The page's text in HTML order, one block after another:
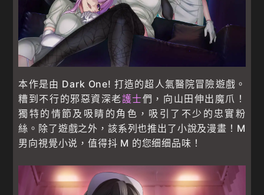
本作是由 Dark One! 打造的超人氣醫院冒險遊戲。
糟到不行的邪惡資深老護士們，向山田伸出魔爪！
獨特的情節及吸睛的角色，吸引了不少的忠實粉
絲。除了遊戲之外，該系列也推出了小說及漫畫！M
男向視覺小说，值得抖 M 的您细细品味！